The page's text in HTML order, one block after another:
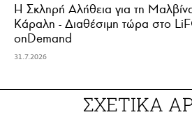
Η Σκληρή Αλήθεια για τη
Κάραλη - Διαθέσιμη τώρα στo
onDemand
31.7.2026
ΣΧΕΤΙΚΑ